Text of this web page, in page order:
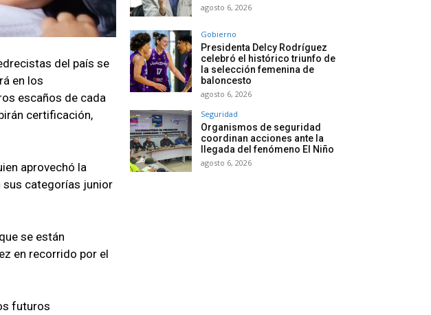
del país se
en los
escaños de cada
certificación,
aprovechó la
sus categorías junior
se están
en recorrido por el
futuros
agosto 6, 2026
Gobierno
Presidenta Delcy Rodríguez
celebró el histórico triunfo de
la selección femenina de
baloncesto
agosto 6, 2026
Seguridad
Organismos de seguridad
coordinan acciones ante la
llegada del fenómeno El Niño
agosto 6, 2026